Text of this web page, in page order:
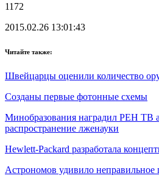
1172
2015.02.26 13:01:43
Читайте также:
Швейцарцы оценили количество
Созданы первые фотонные схемы
Минобразования наградил РЕН ТВ
распространение лженауки
Hewlett-Packard разработала
Астрономов удивило неправильное